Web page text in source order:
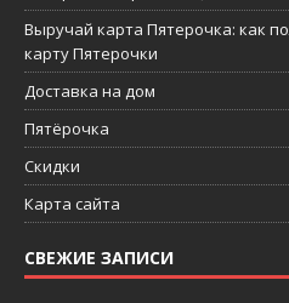
Выручай карта Пятерочка: как
карту Пятерочки
Доставка на дом
Пятёрочка
Скидки
Карта сайта
СВЕЖИЕ ЗАПИСИ